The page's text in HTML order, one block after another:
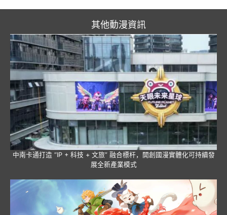
其他動漫資訊
中南卡通打造 “IP + 科技 + 文旅” 融合標杆，開創國漫實體化可持續發
展全新產業模式